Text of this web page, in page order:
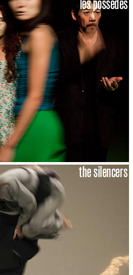
les possédés
the silencers